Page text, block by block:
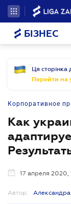
БІЗНЕС
Ця
Перейти на
Корпоративное
Как
17 апреля 2020,
Автор: Александра